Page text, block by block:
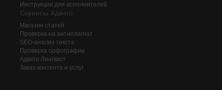
Инструкции для исполнителей
Сервисы Адвего
Магазин статей
Проверка на антиплагиат
SEO-анализ текста
Проверка орфографии
Адвего Лингвист
Заказ контента и услуг